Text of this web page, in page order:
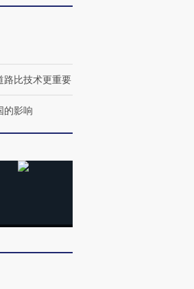
路比技术更重要
的影响